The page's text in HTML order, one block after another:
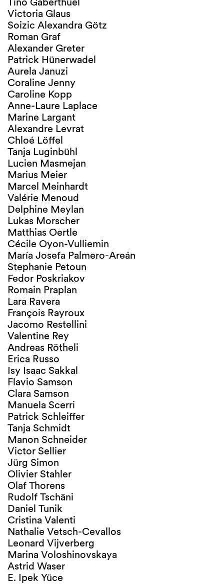
Victoria Glaus
Soizic Alexandra Götz
Roman Graf
Alexander Greter
Patrick Hünerwadel
Aurela Januzi
Coraline Jenny
Caroline Kopp
Anne-Laure Laplace
Marine Largant
Alexandre Levrat
Chloé Löffel
Tanja Luginbühl
Lucien Masmejan
Marius Meier
Marcel Meinhardt
Valérie Menoud
Delphine Meylan
Lukas Morscher
Matthias Oertle
Cécile Oyon-Vulliemin
María Josefa Palmero-Areán
Stephanie Petoun
Fedor Poskriakov
Romain Praplan
Lara Ravera
François Rayroux
Jacomo Restellini
Valentine Rey
Andreas Rötheli
Erica Russo
Isy Isaac Sakkal
Flavio Samson
Clara Samson
Manuela Scerri
Patrick Schleiffer
Tanja Schmidt
Manon Schneider
Victor Sellier
Jürg Simon
Olivier Stahler
Olaf Thorens
Rudolf Tschäni
Daniel Tunik
Cristina Valenti
Nathalie Vetsch-Cevallos
Leonard Vijverberg
Marina Voloshinovskaya
Astrid Waser
E. Ipek Yüce